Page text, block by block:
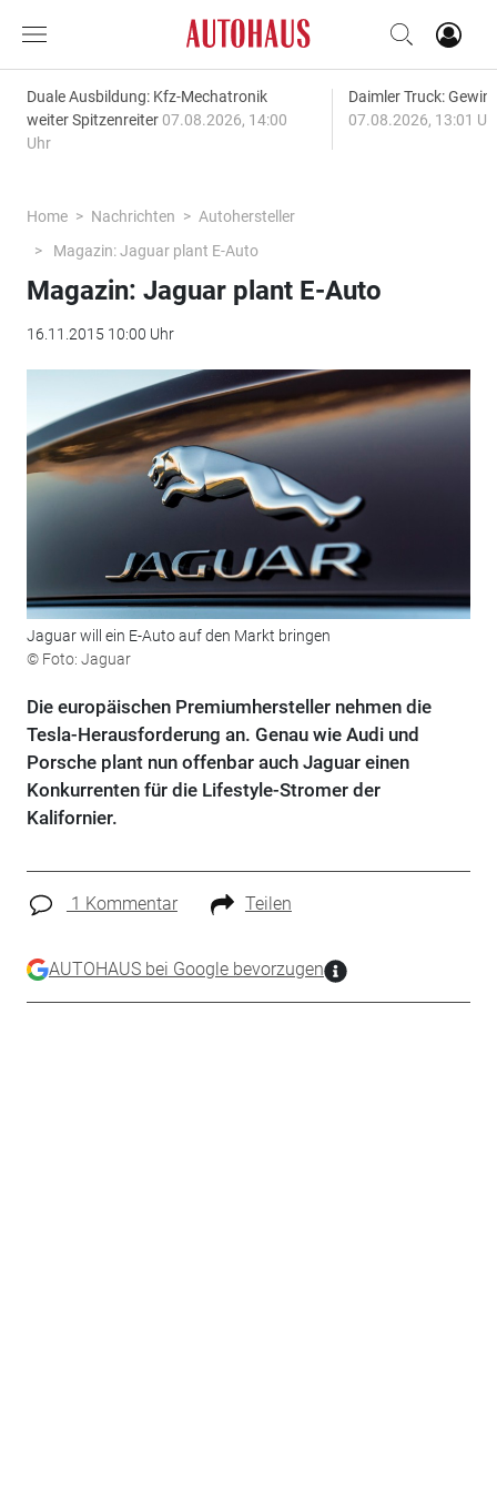
Duale Ausbildung: Kfz-Mechatronik
weiter Spitzenreiter 07.08.2026, 14:00
Uhr
Daimler Truck:
07.08.2026, 13:01
Home Nachrichten
Autohersteller
Magazin: Jaguar plant E-Auto
Magazin: Jaguar plant E-Auto
16.11.2015 10:00 Uhr
Jaguar will ein E-Auto auf den Markt bringen
© Foto: Jaguar
Die europäischen Premiumhersteller nehmen die
Tesla-Herausforderung an. Genau wie Audi und
Porsche plant nun offenbar auch Jaguar einen
Konkurrenten für die Lifestyle-Stromer der
Kalifornier.
1 Kommentar Teilen
AUTOHAUS bei Google bevorzugen